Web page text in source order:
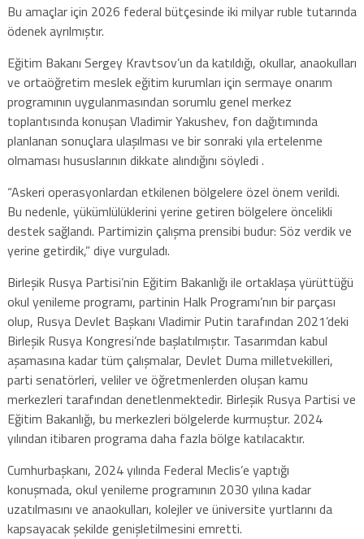
Bu amaçlar için 2026 federal bütçesinde iki milyar ruble tutarında
ödenek ayrılmıştır.
Eğitim Bakanı Sergey Kravtsov’un da katıldığı, okullar, anaokulları
ve ortaöğretim meslek eğitim kurumları için sermaye onarım
programının uygulanmasından sorumlu genel merkez
toplantısında konuşan Vladimir Yakushev, fon dağıtımında
planlanan sonuçlara ulaşılması ve bir sonraki yıla ertelenme
olmaması hususlarının dikkate alındığını söyledi .
“Askeri operasyonlardan etkilenen bölgelere özel önem verildi.
Bu nedenle, yükümlülüklerini yerine getiren bölgelere öncelikli
destek sağlandı. Partimizin çalışma prensibi budur: Söz verdik ve
yerine getirdik,” diye vurguladı.
Birleşik Rusya Partisi’nin Eğitim Bakanlığı ile ortaklaşa yürüttüğü
okul yenileme programı, partinin Halk Programı’nın bir parçası
olup, Rusya Devlet Başkanı Vladimir Putin tarafından 2021’deki
Birleşik Rusya Kongresi’nde başlatılmıştır. Tasarımdan kabul
aşamasına kadar tüm çalışmalar, Devlet Duma milletvekilleri,
parti senatörleri, veliler ve öğretmenlerden oluşan kamu
merkezleri tarafından denetlenmektedir. Birleşik Rusya Partisi ve
Eğitim Bakanlığı, bu merkezleri bölgelerde kurmuştur. 2024
yılından itibaren programa daha fazla bölge katılacaktır.
Cumhurbaşkanı, 2024 yılında Federal Meclis’e yaptığı
konuşmada, okul yenileme programının 2030 yılına kadar
uzatılmasını ve anaokulları, kolejler ve üniversite yurtlarını da
kapsayacak şekilde genişletilmesini emretti.